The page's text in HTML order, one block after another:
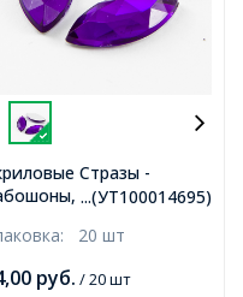
...(УТ100014695)
Стразы -
Плоские сзади,
Сине-
20 шт
руб. / 20 шт